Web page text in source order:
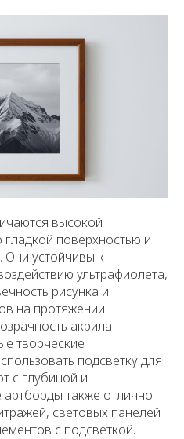
высокой
поверхностью и
устойчивы к
ультрафиолета,
рисунка и
на протяжении
акрила
творческие
подсветку для
с глубиной и
также отлично
световых панелей
с подсветкой.